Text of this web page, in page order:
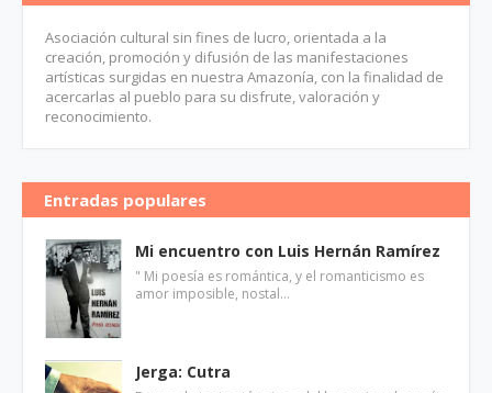
Asociación cultural sin fines de lucro, orientada a la
creación, promoción y difusión de las manifestaciones
artísticas surgidas en nuestra Amazonía, con la finalidad de
acercarlas al pueblo para su disfrute, valoración y
reconocimiento.
Entradas populares
Mi encuentro con Luis Hernán Ramírez
" Mi poesía es romántica, y el romanticismo es
amor imposible, nostal…
Jerga: Cutra